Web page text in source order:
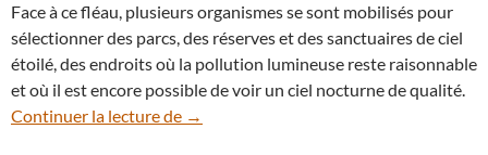
Face à ce fléau, plusieurs organismes se sont mobilisés pour
sélectionner des parcs, des réserves et des sanctuaires de ciel
étoilé, des endroits où la pollution lumineuse reste raisonnable
et où il est encore possible de voir un ciel nocturne de qualité.
Continuer la lecture de Quels sont les ciels nocturnes les mieux
→